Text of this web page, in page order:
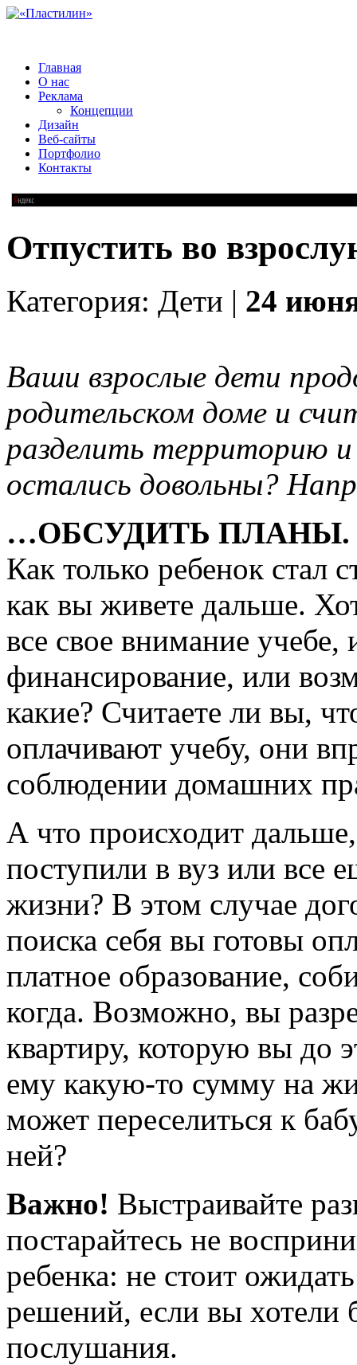
Главная
О нас
Реклама
Концепции
Дизайн
Веб-сайты
Портфолио
Контакты
Отпустить во
Категория: Дети | 24
Ваши взрослые дети
родительском доме и
разделить территорию
остались довольны?
…ОБСУДИТЬ ПЛАНЫ.
Как только ребенок стал
как вы живете дальше.
все свое внимание
финансирование, или
какие? Считаете ли вы,
оплачивают учебу, они
соблюдении домашних
А что происходит
поступили в вуз или все
жизни? В этом случае
поиска себя вы готовы
платное образование,
когда. Возможно, вы
квартиру, которую вы до
ему какую-то сумму на
может переселиться к
ней?
Важно! Выстраивайте
постарайтесь не
ребенка: не стоит
решений, если вы хотели
послушания.